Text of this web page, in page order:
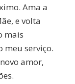
Ama a
e volta
mais
meu serviço.
amor,